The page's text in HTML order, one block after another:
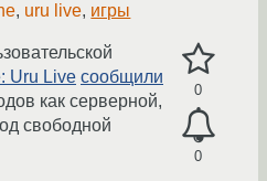
, uru live, игры
0
0
Uru Live сообщили
как серверной,
свободной